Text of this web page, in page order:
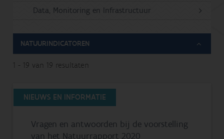
Data, Monitoring en Infrastructuur
NATUURINDICATOREN
1 - 19 van 19 resultaten
NIEUWS EN INFORMATIE
Vragen en antwoorden bij de voorstelling
van het Natuurrapport 2020